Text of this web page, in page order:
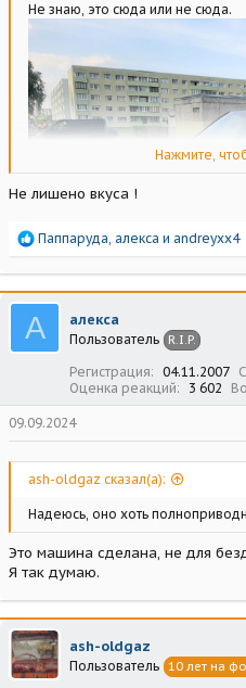
Не знаю, это сюда или не сюда.
Нажмите,
Не лишено вкуса !
Р
а
к
ц
и
и
Паппаруда, алекса и andreyxx4
А алекса
Пользователь R.I.P.
Регистрация 04.11.2007
Оценка реакций
3 602
09.09.2024
ash-oldgaz сказал(а):
Надеюсь, оно хоть
Это машина сделана, не для
Я так думаю.
ash-oldgaz
Пользователь 10 лет на